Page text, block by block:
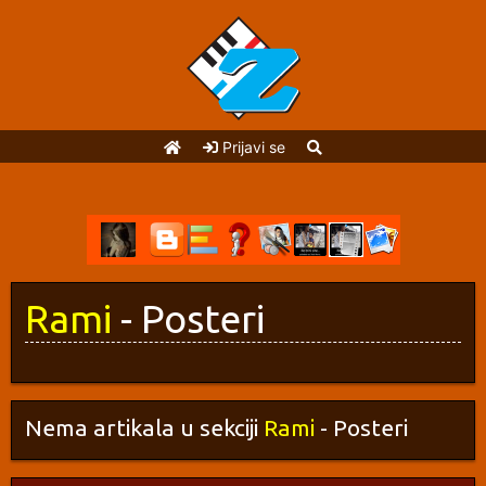
Prijavi se
Rami - Posteri
Nema artikala u sekciji Rami - Posteri